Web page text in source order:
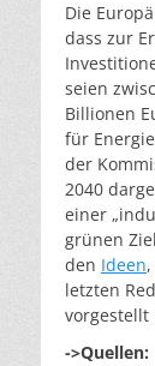
Die
dass zur
seien
Billionen
für
der
2040
einer
grünen
den Ideen
letzten
vorgestellt
->Quellen: